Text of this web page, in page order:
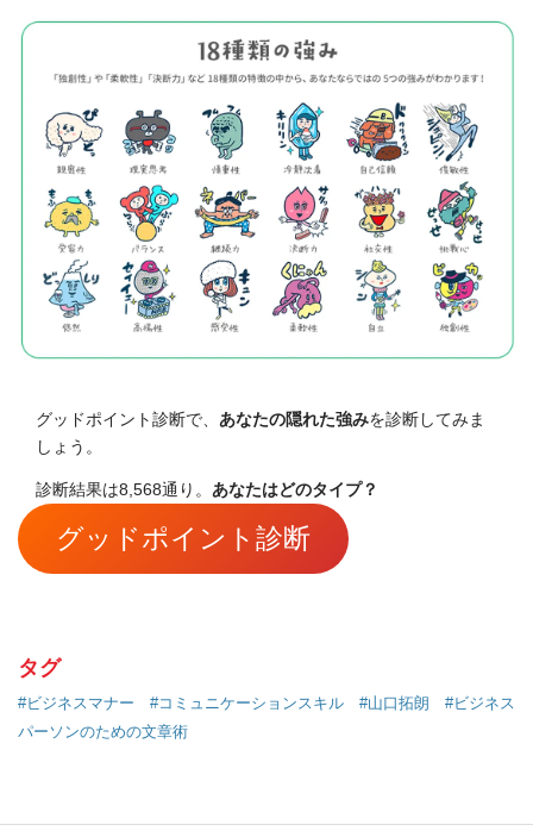
グッドポイント診断で、 あなたの隠れた強みを診断してみま
しょう。
診断結果は8,568通り。 あなたはどのタイプ？
グッドポイント診断
タグ
#ビジネスマナー #コミュニケーションスキル #山口拓朗
#ビジネス
パーソンのための文章術